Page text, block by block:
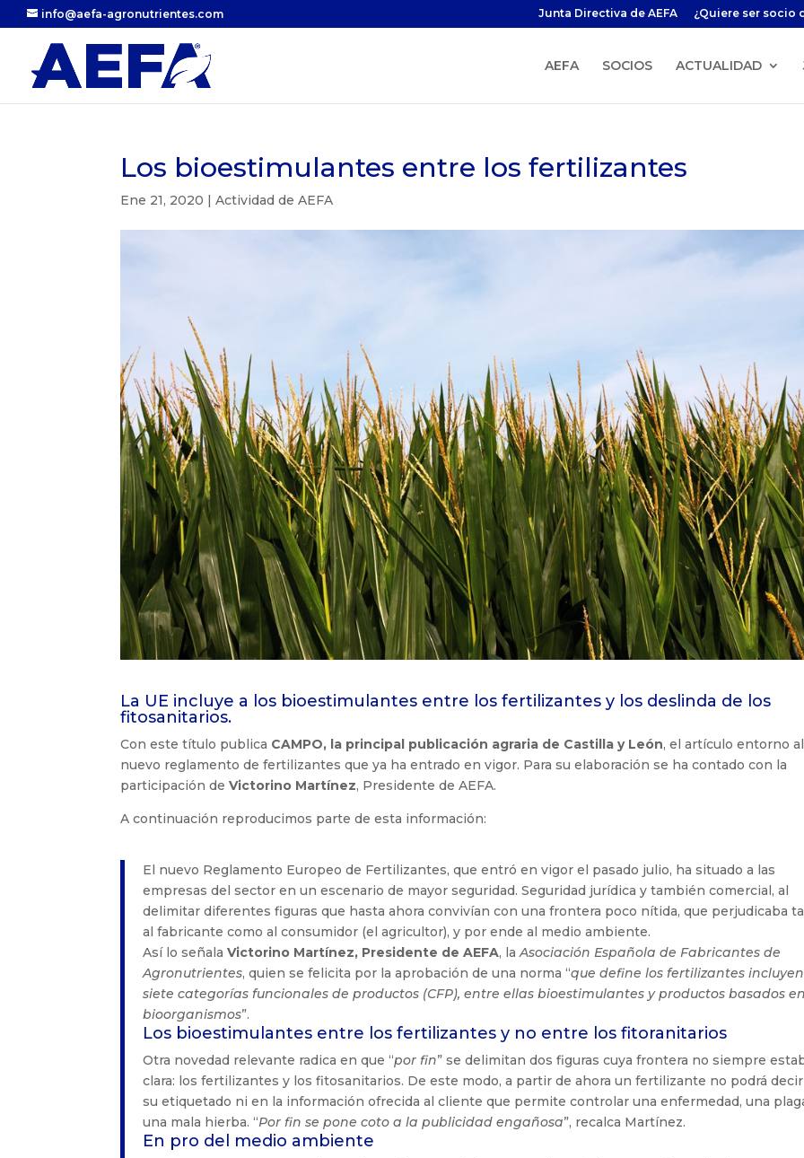
info@aefa-agronutrientes.com Junta Directiva de AEFA ¿Quiere ser socio
AEFA SOCIOS ACTUALIDAD
Los bioestimulantes entre los fertilizantes
Ene 21, 2020 |Actividad de AEFA
La UE incluye a los bioestimulantes entre los fertilizantes y los deslinda de los
fitosanitarios.
Con este título publica CAMPO, la principal publicación agraria de Castilla y León, el artículo entorno al
nuevo reglamento de fertilizantes que ya ha entrado en vigor. Para su elaboración se ha contado con la
participación deVictorino Martínez, Presidente de AEFA.
A continuación reproducimos parte de esta información:
El nuevo Reglamento Europeo de Fertilizantes, que entró en vigor el pasado julio, ha situado a las
empresas del sector en un escenario de mayor seguridad. Seguridad jurídica y también comercial, al
delimitar diferentes figuras que hasta ahora convivían con una frontera poco nítida, que perjudicaba
al fabricante como al consumidor (el agricultor), y por ende al medio ambiente.
Así lo señalaVictorino Martínez, Presidente de AEFA, laAsociación Española de Fabricantes de
Agronutrientes, quien se felicita por la aprobación de una norma “que define los fertilizantes
siete categorías funcionales de productos (CFP), entre ellas bioestimulantes y productos basados
bioorganismos”.
Los bioestimulantes entre los fertilizantes y no entre los fitoranitarios
Otra novedad relevante radica en que “por fin” se delimitan dos figuras cuya frontera no siempre
clara: los fertilizantes y los fitosanitarios. De este modo, a partir de ahora un fertilizante no podrá
su etiquetado ni en la información ofrecida al cliente que permite controlar una enfermedad, una
una mala hierba. “Por fin se pone coto a la publicidad engañosa”, recalca Martínez.
En pro del medio ambiente